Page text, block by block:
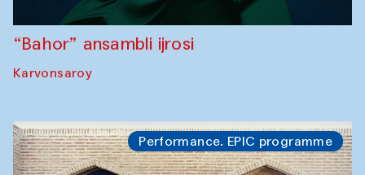
“Bahor” ansambli ijrosi
Karvonsaroy
Performance. EPIC programme